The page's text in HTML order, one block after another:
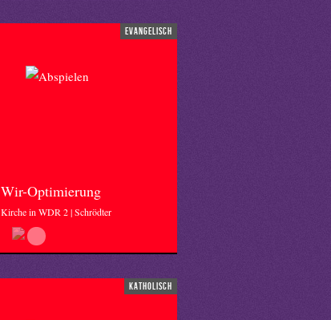
evangelisch
Wir-Optimierung
Kirche in WDR 2 | Schrödter
katholisch